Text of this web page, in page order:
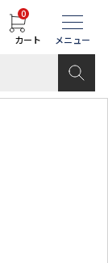
カート
0